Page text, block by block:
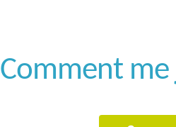
Comment me